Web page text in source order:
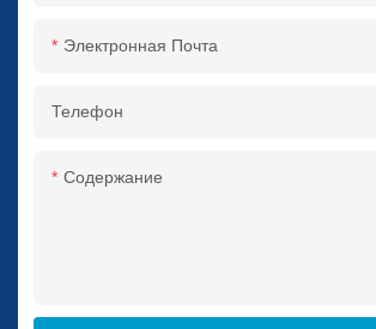
Электронная Почта
Телефон
Содержание